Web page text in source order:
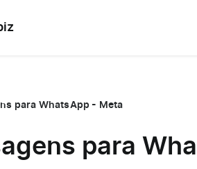
para WhatsApp - Meta
para